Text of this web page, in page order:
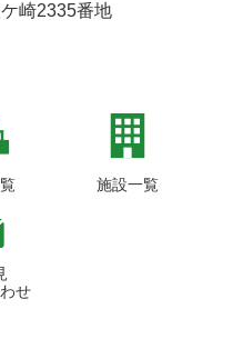
崎2335番地
施設一覧
せ